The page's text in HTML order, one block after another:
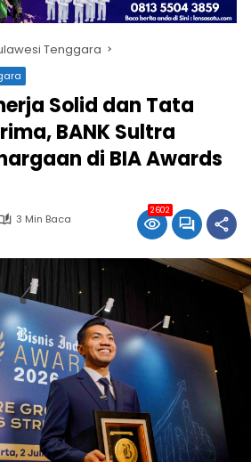
Tenggara
Solid dan Tata
BANK Sultra
di BIA Awards
3 Min Baca
2602